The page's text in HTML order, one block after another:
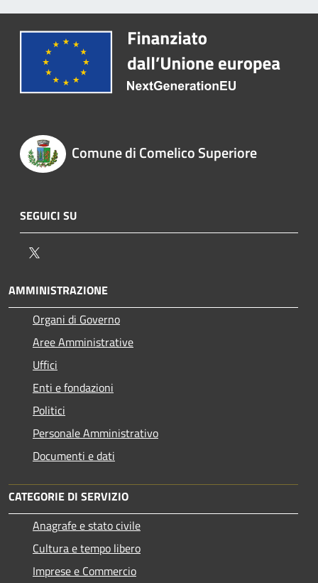
Comune di Comelico Superiore
SEGUICI SU
AMMINISTRAZIONE
Organi di Governo
Aree Amministrative
Uffici
Enti e fondazioni
Politici
Personale Amministrativo
Documenti e dati
CATEGORIE DI SERVIZIO
Anagrafe e stato civile
Cultura e tempo libero
Imprese e Commercio